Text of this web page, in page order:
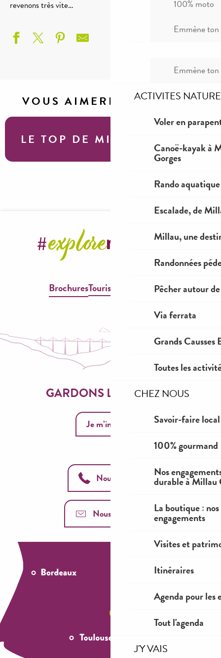
100% moto
Emmène
Emmène
ACTIVITES NATURE
Voler en
Canoë-kayak à
Gorges
Rando
Escalade, de
Millau, une
Randonnées
Pêcher autour
Via ferrata
Grands Causses
Toutes les
CHEZ NOUS
Savoir-faire local
100% gourmand
Nos
durable à Millau
La boutique :
engagements
Visites et
Itinéraires
Agenda pour les
Tout l'agenda
J'Y VAIS
revenons très vite…
VOUS AIMEREZ AUSSI
LE TOP DE MILLAU
Les meilleurs spots photos des Gorges du
BrochuresTourisme & Handicap
GARDONS LE CONTACT
Je m’inscris
Nous appeler
Nous contacter